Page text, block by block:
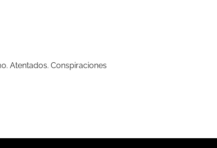
Atentados. Conspiraciones